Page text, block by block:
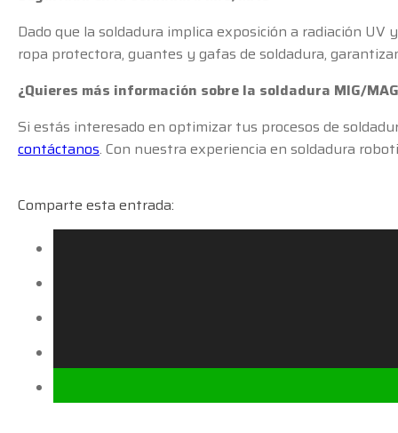
Dado que la soldadura implica exposición a radiación
ropa protectora, guantes y gafas de soldadura,
¿Quieres más información sobre la soldadura MIG/
Si estás interesado en optimizar tus procesos de
contáctanos. Con nuestra experiencia en soldadura
Comparte esta entrada: